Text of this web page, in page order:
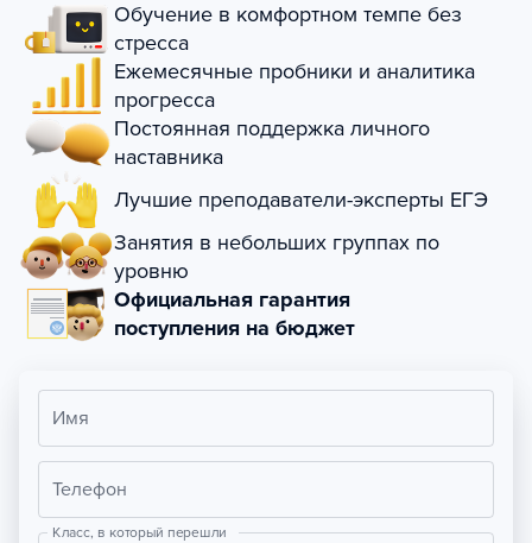
Обучение в комфортном темпе без
стресса
Ежемесячные пробники и аналитика
прогресса
Постоянная поддержка личного
наставника
Лучшие преподаватели-эксперты ЕГЭ
Занятия в небольших группах по
уровню
Официальная гарантия
поступления на бюджет
Имя
Телефон
Класс, в который перешли